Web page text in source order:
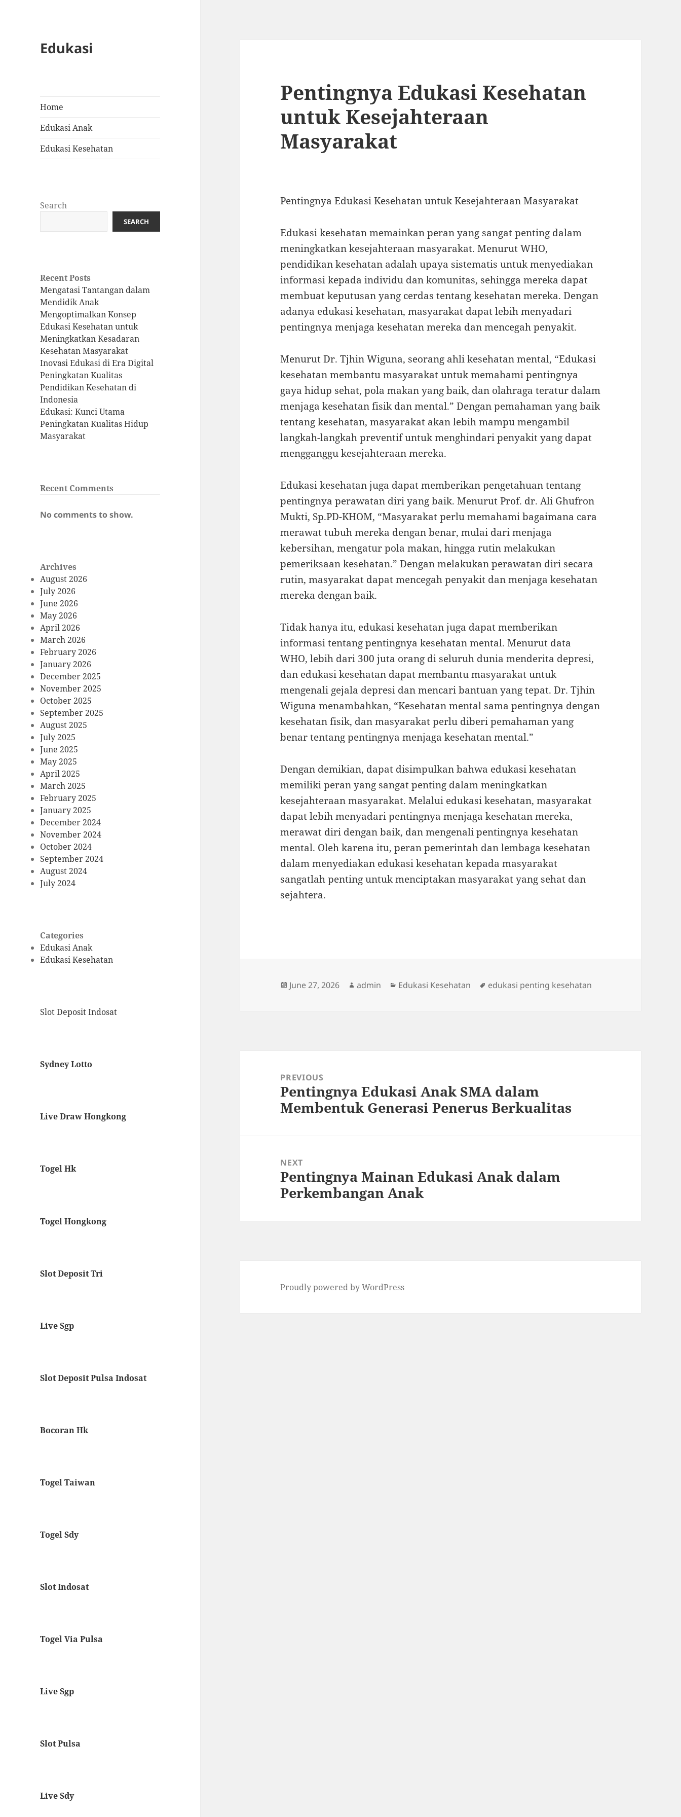
Edukasi
Home
Edukasi Anak
Edukasi Kesehatan
Search
SEARCH
Recent Posts
Mengatasi Tantangan dalam
Mendidik Anak
Mengoptimalkan Konsep
Edukasi Kesehatan untuk
Meningkatkan Kesadaran
Kesehatan Masyarakat
Inovasi Edukasi di Era Digital
Peningkatan Kualitas
Pendidikan Kesehatan di
Indonesia
Edukasi: Kunci Utama
Peningkatan Kualitas Hidup
Masyarakat
Recent Comments
No comments to show.
Archives
August 2026
July 2026
June 2026
May 2026
April 2026
March 2026
February 2026
January 2026
December 2025
November 2025
October 2025
September 2025
August 2025
July 2025
June 2025
May 2025
April 2025
March 2025
February 2025
January 2025
December 2024
November 2024
October 2024
September 2024
August 2024
July 2024
Categories
Edukasi Anak
Edukasi Kesehatan
Slot Deposit Indosat
Sydney Lotto
Live Draw Hongkong
Togel Hk
Togel Hongkong
Slot Deposit Tri
Live Sgp
Slot Deposit Pulsa Indosat
Bocoran Hk
Togel Taiwan
Togel Sdy
Slot Indosat
Togel Via Pulsa
Live Sgp
Slot Pulsa
Live Sdy
Pentingnya Edukasi Kesehatan
untuk Kesejahteraan
Masyarakat
Pentingnya Edukasi Kesehatan untuk Kesejahteraan Masyarakat
Edukasi kesehatan memainkan peran yang sangat penting dalam
meningkatkan kesejahteraan masyarakat. Menurut WHO,
pendidikan kesehatan adalah upaya sistematis untuk menyediakan
informasi kepada individu dan komunitas, sehingga mereka dapat
membuat keputusan yang cerdas tentang kesehatan mereka. Dengan
adanya edukasi kesehatan, masyarakat dapat lebih menyadari
pentingnya menjaga kesehatan mereka dan mencegah penyakit.
Menurut Dr. Tjhin Wiguna, seorang ahli kesehatan mental, “Edukasi
kesehatan membantu masyarakat untuk memahami pentingnya
gaya hidup sehat, pola makan yang baik, dan olahraga teratur dalam
menjaga kesehatan fisik dan mental.” Dengan pemahaman yang baik
tentang kesehatan, masyarakat akan lebih mampu mengambil
langkah-langkah preventif untuk menghindari penyakit yang dapat
mengganggu kesejahteraan mereka.
Edukasi kesehatan juga dapat memberikan pengetahuan tentang
pentingnya perawatan diri yang baik. Menurut Prof. dr. Ali Ghufron
Mukti, Sp.PD-KHOM, “Masyarakat perlu memahami bagaimana cara
merawat tubuh mereka dengan benar, mulai dari menjaga
kebersihan, mengatur pola makan, hingga rutin melakukan
pemeriksaan kesehatan.” Dengan melakukan perawatan diri secara
rutin, masyarakat dapat mencegah penyakit dan menjaga kesehatan
mereka dengan baik.
Tidak hanya itu, edukasi kesehatan juga dapat memberikan
informasi tentang pentingnya kesehatan mental. Menurut data
WHO, lebih dari 300 juta orang di seluruh dunia menderita depresi,
dan edukasi kesehatan dapat membantu masyarakat untuk
mengenali gejala depresi dan mencari bantuan yang tepat. Dr. Tjhin
Wiguna menambahkan, “Kesehatan mental sama pentingnya dengan
kesehatan fisik, dan masyarakat perlu diberi pemahaman yang
benar tentang pentingnya menjaga kesehatan mental.”
Dengan demikian, dapat disimpulkan bahwa edukasi kesehatan
memiliki peran yang sangat penting dalam meningkatkan
kesejahteraan masyarakat. Melalui edukasi kesehatan, masyarakat
dapat lebih menyadari pentingnya menjaga kesehatan mereka,
merawat diri dengan baik, dan mengenali pentingnya kesehatan
mental. Oleh karena itu, peran pemerintah dan lembaga kesehatan
dalam menyediakan edukasi kesehatan kepada masyarakat
sangatlah penting untuk menciptakan masyarakat yang sehat dan
sejahtera.
Posted
June 27, 2026 Author
admin Categories
Edukasi Kesehatan Tags
edukasi penting kesehatan
navigationPREVIOUS
Previous
post:
Pentingnya Edukasi Anak SMA dalam
Membentuk Generasi Penerus Berkualitas
NEXT
Next
post:
Pentingnya Mainan Edukasi Anak dalam
Perkembangan Anak
Proudly powered by WordPress